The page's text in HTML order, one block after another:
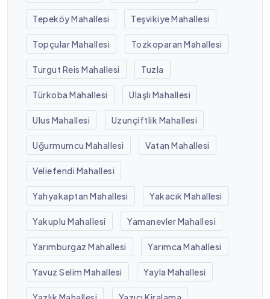
Tepeköy Mahallesi Teşvikiye Mahallesi
Topçular Mahallesi Tozkoparan Mahallesi
Turgut Reis Mahallesi Tuzla
Türkoba Mahallesi Ulaşlı Mahallesi
Ulus Mahallesi Uzunçiftlik Mahallesi
Uğurmumcu Mahallesi Vatan Mahallesi
Veliefendi Mahallesi
Yahyakaptan Mahallesi Yakacık Mahallesi
Yakuplu Mahallesi Yamanevler Mahallesi
Yarımburgaz Mahallesi Yarımca Mahallesi
Yavuz Selim Mahallesi Yayla Mahallesi